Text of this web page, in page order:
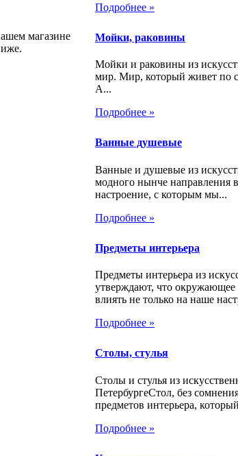
магазине
Подробнее »
Мойки, раковины
Мойки и раковины из
мир. Мир, который живет по
А...
Подробнее »
Ванные душевые
Ванные и душевые из
модного нынче направления
настроение, с которым мы...
Подробнее »
Предметы интерьера
Предметы интерьера из
утверждают, что окружающее
влиять не только на наше
Подробнее »
Столы, стулья
Столы и стулья из
ПетербургеСтол, без
предметов интерьера,
Подробнее »